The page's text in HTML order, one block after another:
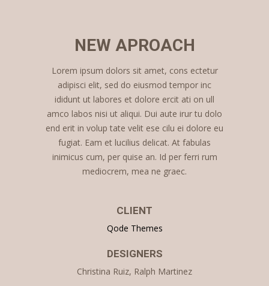
NEW APROACH
Lorem ipsum dolors sit amet, cons ectetur
adipisci elit, sed do eiusmod tempor inc
ididunt ut labores et dolore ercit ati on ull
amco labos nisi ut aliqui. Dui aute irur tu dolo
end erit in volup tate velit ese cilu ei dolore eu
fugiat. Eam et lucilius delicat. At fabulas
inimicus cum, per quise an. Id per ferri rum
mediocrem, mea ne graec.
CLIENT
Qode Themes
DESIGNERS
Christina Ruiz, Ralph Martinez